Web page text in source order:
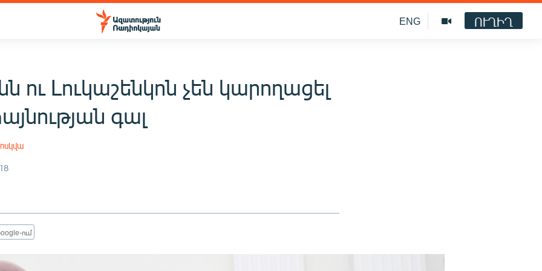
ENG ՈՒՂԻՂ
ու Լուկաշենկոն չեն կարողացել
գալ
ում